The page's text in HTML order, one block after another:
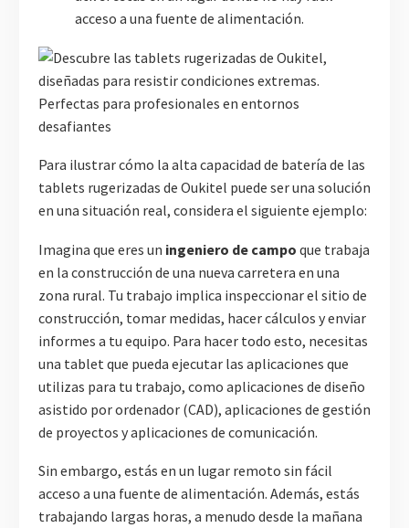
acceso a una fuente de alimentación.
Para ilustrar cómo la alta capacidad de batería de las
tablets rugerizadas de Oukitel puede ser una solución
en una situación real, considera el siguiente ejemplo:
Imagina que eres un ingeniero de campo que trabaja
en la construcción de una nueva carretera en una
zona rural. Tu trabajo implica inspeccionar el sitio de
construcción, tomar medidas, hacer cálculos y enviar
informes a tu equipo. Para hacer todo esto, necesitas
una tablet que pueda ejecutar las aplicaciones que
utilizas para tu trabajo, como aplicaciones de diseño
asistido por ordenador (CAD), aplicaciones de gestión
de proyectos y aplicaciones de comunicación.
Sin embargo, estás en un lugar remoto sin fácil
acceso a una fuente de alimentación. Además, estás
trabajando largas horas, a menudo desde la mañana